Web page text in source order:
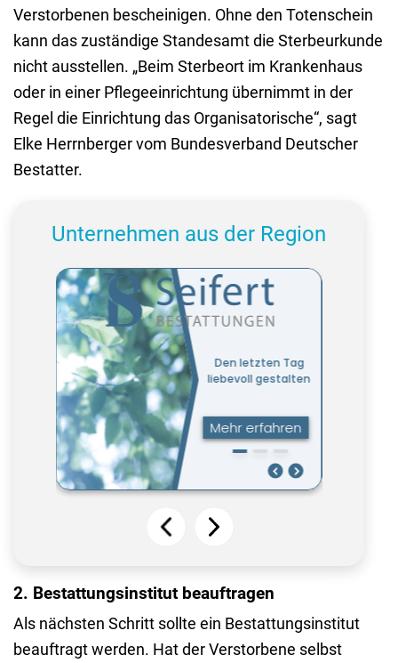
Verstorbenen bescheinigen. Ohne den Totenschein
kann das zuständige Standesamt die Sterbeurkunde
nicht ausstellen. „Beim Sterbeort im Krankenhaus
oder in einer Pflegeeinrichtung übernimmt in der
Regel die Einrichtung das Organisatorische“, sagt
Elke Herrnberger vom Bundesverband Deutscher
Bestatter.
Unternehmen aus der Region
2. Bestattungsinstitut beauftragen
Als nächsten Schritt sollte ein Bestattungsinstitut
beauftragt werden. Hat der Verstorbene selbst